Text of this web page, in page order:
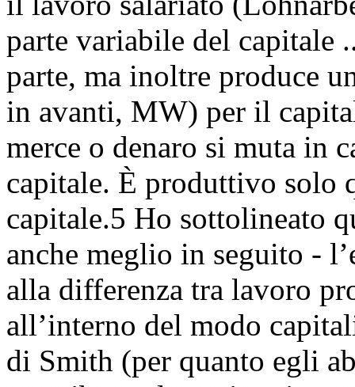
parte variabile del capitale
parte, ma inoltre produce
in avanti, MW) per il
merce o denaro si muta in
capitale. È produttivo solo
capitale.5 Ho sottolineato
anche meglio in seguito -
alla differenza tra lavoro
all’interno del modo
di Smith (per quanto egli